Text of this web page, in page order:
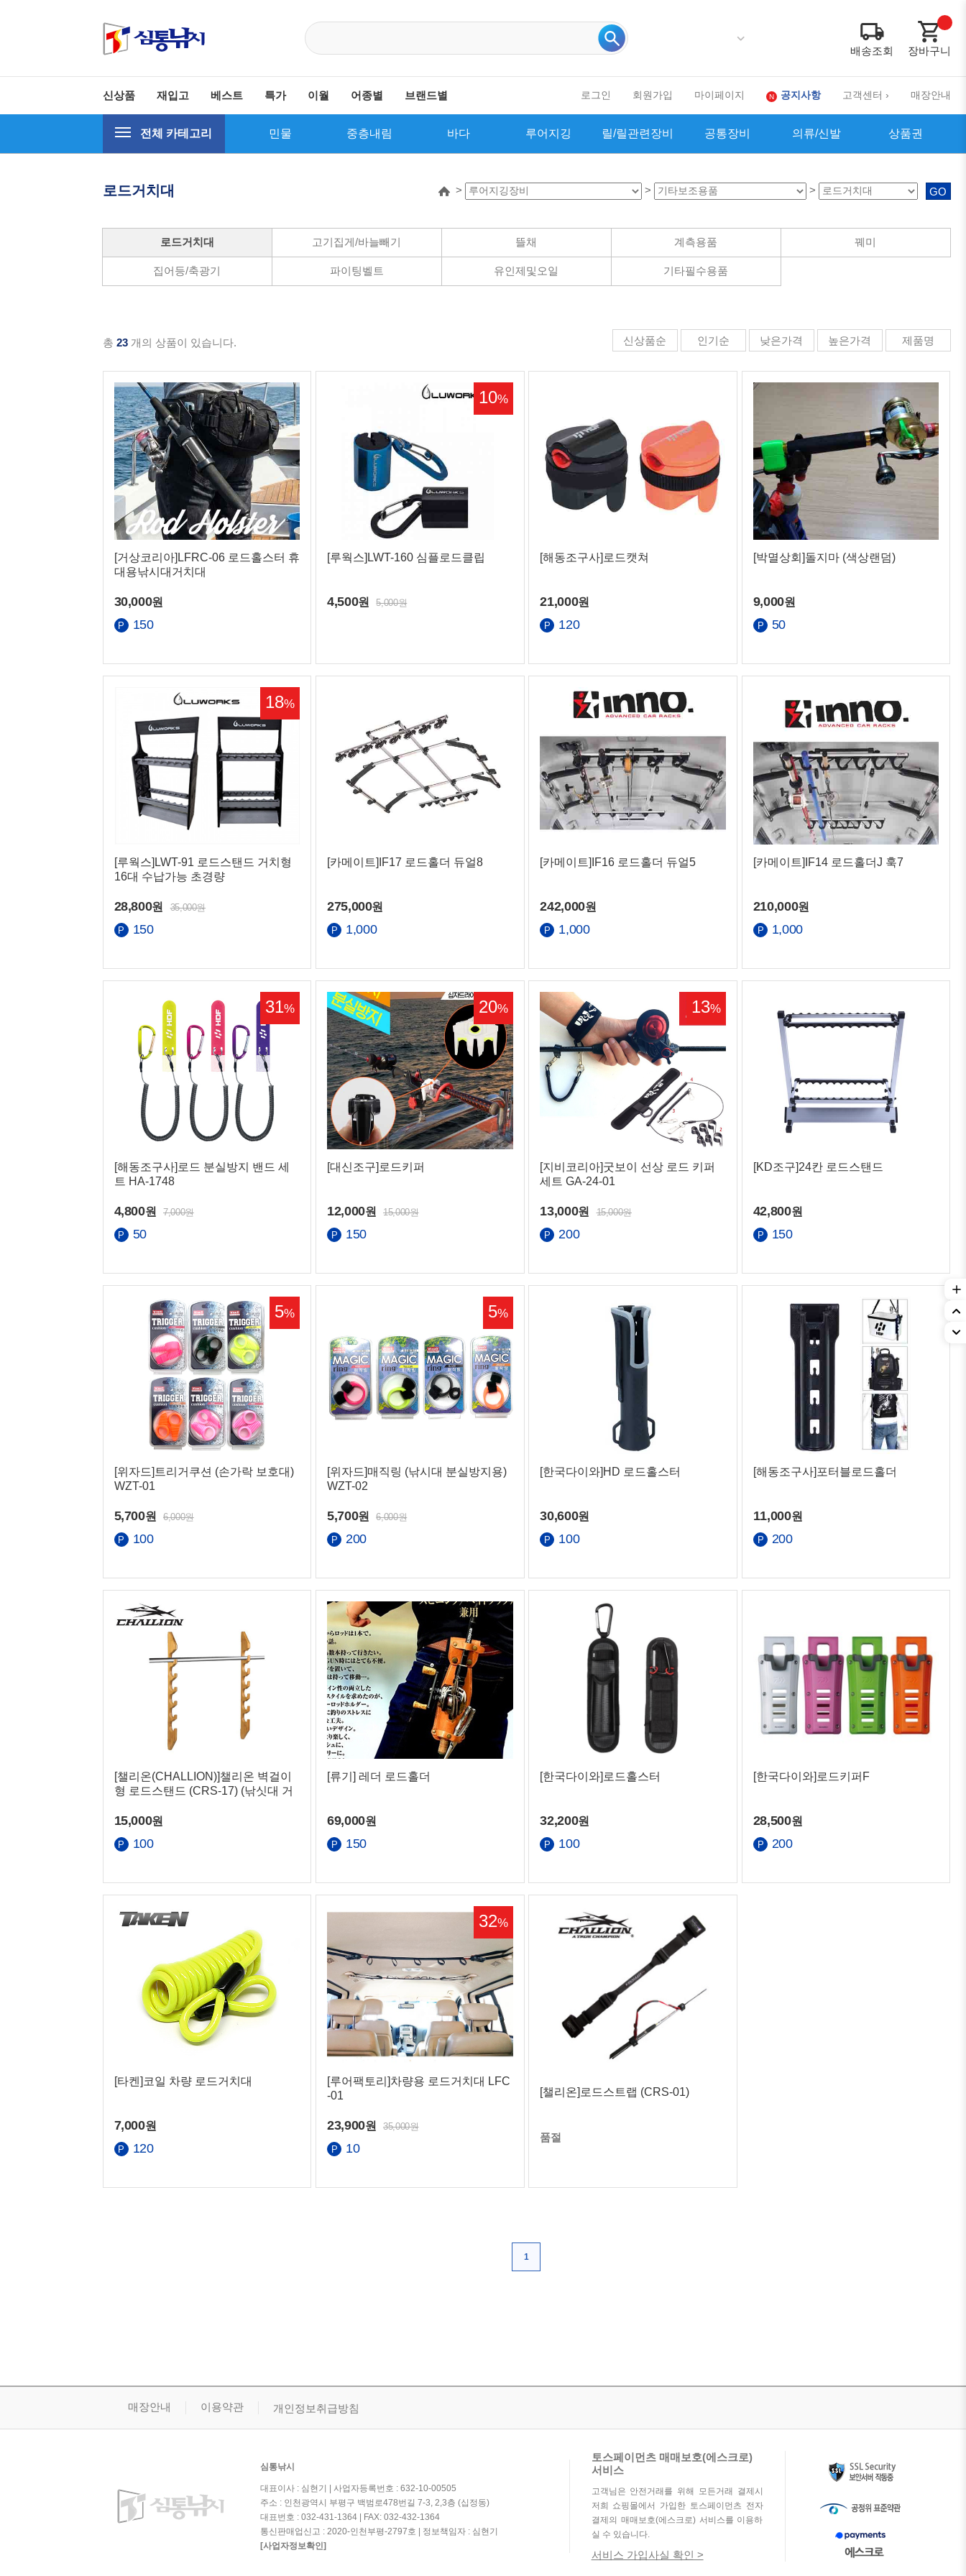
배송조회 장바구니
신상품 재입고 베스트 특가 이월 어종별 브랜드별 로그인 회원가입 마이페이지 공지사항 고객센터 › 매장안내
전체 카테고리 민물 중층내림 바다 루어지깅 릴/릴관련장비 공통장비 의류/신발 상품권
공지사항
국민은행
열기/닫기
맨 위로
맨 아래로
로드거치대 > > > GO
로드거치대 고기집게/바늘빼기 뜰채 계측용품 꿰미
집어등/축광기 파이팅벨트 유인제및오일 기타필수용품
총 23 개의 상품이 있습니다. 신상품순 인기순 낮은가격 높은가격 제품명
[거상코리아]LFRC-06 로드홀스터 휴
대용낚시대거치대
30,000원
150
[루웍스]LWT-160 심플로드클립
4,500원 5,000원
10%
[해동조구사]로드캣쳐
21,000원
120
[박멸상회]돌지마 (색상랜덤)
9,000원
50
[루웍스]LWT-91 로드스탠드 거치형
16대 수납가능 초경량
28,800원 35,000원
150
18%
[카메이트]IF17 로드홀더 듀얼8
275,000원
1,000
[카메이트]IF16 로드홀더 듀얼5
242,000원
1,000
[카메이트]IF14 로드홀더J 훅7
210,000원
1,000
[해동조구사]로드 분실방지 밴드 세
트 HA-1748
4,800원 7,000원
50
31%
[대신조구]로드키퍼
12,000원 15,000원
150
20%
[지비코리아]굿보이 선상 로드 키퍼
세트 GA-24-01
13,000원 15,000원
200
13%
[KD조구]24칸 로드스탠드
42,800원
150
[위자드]트리거쿠션 (손가락 보호대)
WZT-01
5,700원 6,000원
100
5%
[위자드]매직링 (낚시대 분실방지용)
WZT-02
5,700원 6,000원
200
5%
[한국다이와]HD 로드홀스터
30,600원
100
[해동조구사]포터블로드홀더
11,000원
200
[챌리온(CHALLION)]챌리온 벽걸이
형 로드스탠드 (CRS-17) (낚싯대 거
15,000원
100
[류기] 레더 로드홀더
69,000원
150
[한국다이와]로드홀스터
32,200원
100
[한국다이와]로드키퍼F
28,500원
200
[타켄]코일 차량 로드거치대
7,000원
120
[루어팩토리]차량용 로드거치대 LFC
-01
23,900원 35,000원
10
32%
[챌리온]로드스트랩 (CRS-01)
품절
1
매장안내 이용약관 개인정보취급방침
심통낚시
대표이사 : 심현기 | 사업자등록번호 : 632-10-00505
주소 : 인천광역시 부평구 백범로478번길 7-3, 2,3층 (십정동)
대표번호 : 032-431-1364 | FAX: 032-432-1364
통신판매업신고 : 2020-인천부평-2797호 | 정보책임자 : 심현기
[사업자정보확인]
토스페이먼츠 매매보호(에스크로)
서비스
고객님은 안전거래를 위해 모든거래 결제시
저희 쇼핑몰에서 가입한 토스페이먼츠 전자
결제의 매매보호(에스크로) 서비스를 이용하
실 수 있습니다.
서비스 가입사실 확인 >